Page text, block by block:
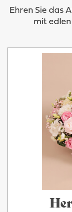
Ehren Sie das
mit